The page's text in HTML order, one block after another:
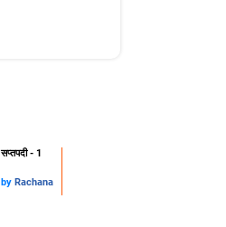
सप्तपदी - 1
by Rachana